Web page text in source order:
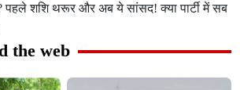
शशि थरूर और अब ये सांसद! क्या पार्टी में सब
the web